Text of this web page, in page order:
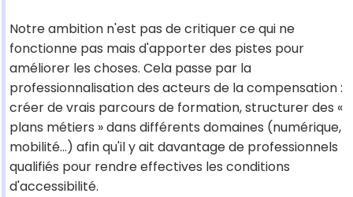
Notre ambition n'est pas de critiquer ce qui ne
fonctionne pas mais d'apporter des pistes pour
améliorer les choses. Cela passe par la
professionnalisation des acteurs de la compensation :
créer de vrais parcours de formation, structurer des «
plans métiers » dans différents domaines (numérique,
mobilité…) afin qu'il y ait davantage de professionnels
qualifiés pour rendre effectives les conditions
d'accessibilité.